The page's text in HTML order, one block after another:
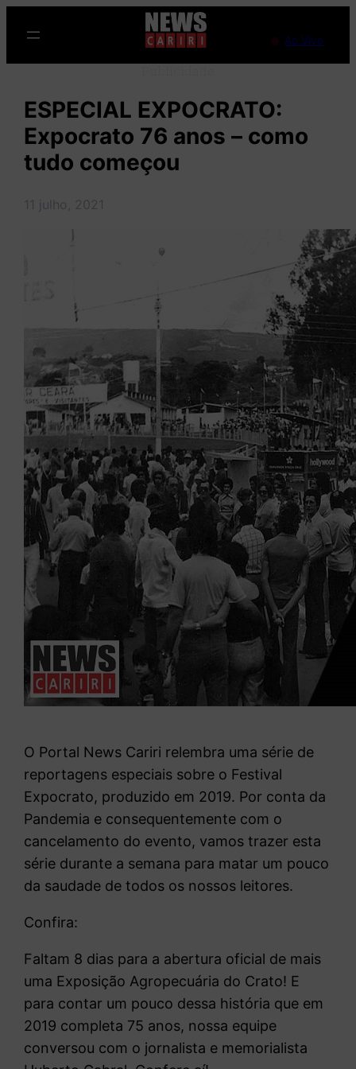
para
o
Ao Vivo
ESPECIAL EXPOCRATO:
Expocrato 76 anos – como
tudo começou
11 julho, 2021
O Portal News Cariri relembra uma série de
reportagens especiais sobre o Festival
Expocrato, produzido em 2019. Por conta da
Pandemia e consequentemente com o
cancelamento do evento, vamos trazer esta
série durante a semana para matar um pouco
da saudade de todos os nossos leitores.
Confira:
Faltam 8 dias para a abertura oficial de mais
uma Exposição Agropecuária do Crato! E
para contar um pouco dessa história que em
2019 completa 75 anos, nossa equipe
conversou com o jornalista e memorialista